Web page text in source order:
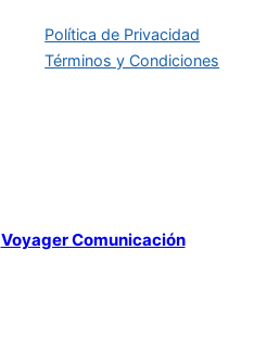
Política de Privacidad
Términos y Condiciones
Voyager Comunicación